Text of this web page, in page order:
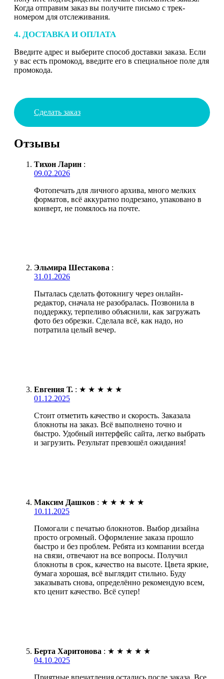
Когда отправим заказ вы получите письмо с трек-
номером для отслеживания.
4. ДОСТАВКА И ОПЛАТА
Введите адрес и выберите способ доставки заказа. Если
у вас есть промокод, введите его в специальное поле для
промокода.
Сделать заказ
Отзывы
Тихон Ларин :
09.02.2026
Фотопечать для личного архива, много мелких
форматов, всё аккуратно подрезано, упаковано в
конверт, не помялось на почте.
Эльмира Шестакова :
31.01.2026
Пыталась сделать фотокнигу через онлайн-
редактор, сначала не разобралась. Позвонила в
поддержку, терпеливо объяснили, как загружать
фото без обрезки. Сделала всё, как надо, но
потратила целый вечер.
Евгения Т. : ★ ★ ★ ★ ★
01.12.2025
Стоит отметить качество и скорость. Заказала
блокноты на заказ. Всё выполнено точно и
быстро. Удобный интерфейс сайта, легко выбрать
и загрузить. Результат превзошёл ожидания!
Максим Дашков : ★ ★ ★ ★ ★
10.11.2025
Помогали с печатью блокнотов. Выбор дизайна
просто огромный. Оформление заказа прошло
быстро и без проблем. Ребята из компании всегда
на связи, отвечают на все вопросы. Получил
блокноты в срок, качество на высоте. Цвета яркие,
бумага хорошая, всё выглядит стильно. Буду
заказывать снова, определённо рекомендую всем,
кто ценит качество. Всё супер!
Берта Харитонова : ★ ★ ★ ★ ★
04.10.2025